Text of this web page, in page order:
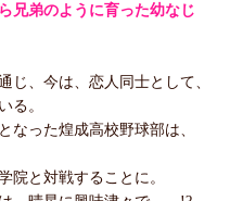
兄弟のように育った幼なじ
じ、今は、恋人同士として、
る。
なった煌成高校野球部は、
院と対戦することに。